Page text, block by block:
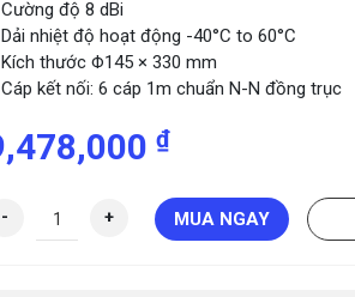
độ 8 dBi
nhiệt độ hoạt động -40°C to 60°C
thước Φ145 × 330 mm
kết nối: 6 cáp 1m chuẩn N-N đồng trục
₫
- + MUA NGAY